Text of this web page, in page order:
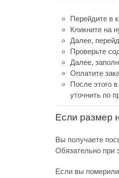
Перейдите в
Кликните на
Далее,
Проверьте
Далее,
Оплатите
После этого
уточнить по
Если размер
Вы получаете
Обязательно при
Если вы